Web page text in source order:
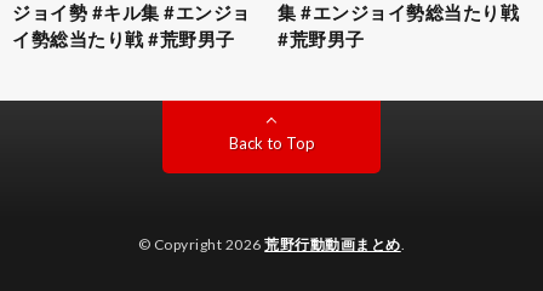
ジョイ勢 #キル集 #エンジョ
イ勢総当たり戦 #荒野男子
集 #エンジョイ勢総当たり戦
#荒野男子
Back to Top
© Copyright 2026荒野行動動画まとめ.